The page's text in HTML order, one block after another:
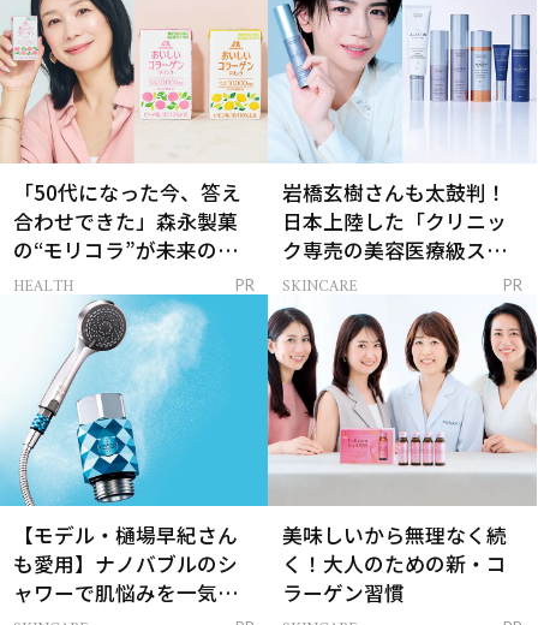
「50代になった今、答え
合わせできた」森永製菓
の“モリコラ”が未来のキ
レイを連れてくる！
HEALTH PR
岩橋玄樹さんも太鼓判！
日本上陸した「クリニッ
ク専売の美容医療級スキ
ンケア」
SKINCARE PR
【モデル・樋場早紀さん
も愛用】ナノバブルのシ
ャワーで肌悩みを一気に
美味しいから無理なく続
く！大人のための新・コ
ラーゲン習慣